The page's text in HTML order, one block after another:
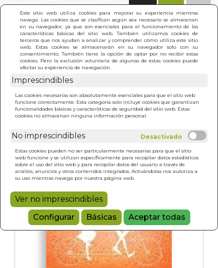
Este sitio web utiliza cookies para mejorar su experiencia mientras
navega. Las cookies que se clasifican según sea necesario se almacenan
en su navegador, ya que son esenciales para el funcionamiento de las
características básicas del sitio web. También utilizamos cookies de
terceros que nos ayudan a analizar y comprender cómo utiliza este sitio
web. Estas cookies se almacenarán en su navegador solo con su
consentimiento. También tiene la opción de optar por no recibir estas
cookies. Pero la exclusión voluntaria de algunas de estas cookies puede
afectar su experiencia de navegación.
Imprescindibles
Las cookies necesarias son absolutamente esenciales para que el sitio web
funcione correctamente. Esta categoría solo incluye cookies que garantizan
funcionalidades básicas y características de seguridad del sitio web. Estas
cookies no almacenan ninguna información personal.
No imprescindibles
Estas cookies pueden no ser particularmente necesarias para que el sitio
web funcione y se utilizan específicamente para recopilar datos estadísticos
sobre el uso del sitio web y para recopilar datos del usuario a través de
análisis, anuncios y otros contenidos integrados. Activándolas nos autoriza a
su uso mientras navega por nuestra página web.
Ver no imprescindibles
Configurar
Básicas Aceptar todas
INICIO > RELACIONES MILAGROSAS